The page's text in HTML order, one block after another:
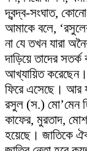
দ্বন্দ্ব-সংঘাত,
আমাকে বলে,
না যে তখন যারা
দাড়িয়ে তাদের
আখ্যায়িত
ফিরে এসেছে। আর
রসুল (স.) মো’মেন
কাফের, মুরতাদ,
হয়েছে। জাতিকে